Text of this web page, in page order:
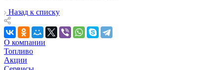
Назад к списку
О компании
Топливо
Акции